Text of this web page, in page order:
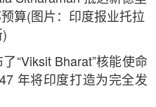
算(图片：印度报业托拉
)
“Viksit Bharat”核能使命
年将印度打造为完全发